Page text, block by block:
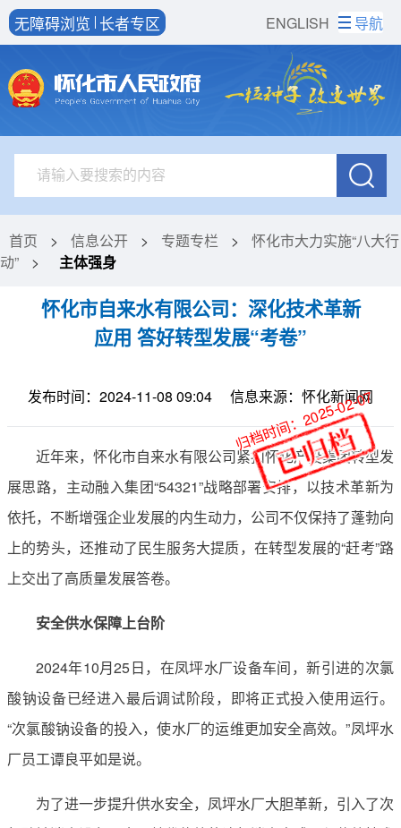
ENGLISH
无障碍浏览 长者专区 导航
首页 > 信息公开 > 专题专栏 >
怀化市大力实施“八大行
动”
> 主体强身
怀化市自来水有限公司：深化技术革新
应用 答好转型发展“考卷”
发布时间：2024-11-08 09:04 信息来源：怀化新闻网
近年来，怀化市自来水有限公司紧扣怀化产投集团转型发
展思路，主动融入集团“54321”战略部署安排，以技术革新为
依托，不断增强企业发展的内生动力，公司不仅保持了蓬勃向
上的势头，还推动了民生服务大提质，在转型发展的“赶考”路
上交出了高质量发展答卷。
安全供水保障上台阶
2024年10月25日，在凤坪水厂设备车间，新引进的次氯
酸钠设备已经进入最后调试阶段，即将正式投入使用运行。
“次氯酸钠设备的投入，使水厂的运维更加安全高效。”凤坪水
厂员工谭良平如是说。
为了进一步提升供水安全，凤坪水厂大胆革新，引入了次
归档时间：2025-02-07